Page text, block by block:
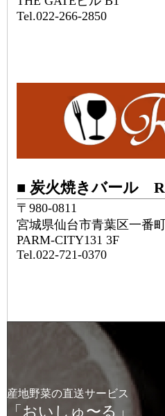
Tel.022-266-2850
■ 炭火焼きバール
〒980-0811
宮城県仙台市青葉区一番
PARM-CITY131 3F
Tel.022-721-0370
産地野菜の直送サービス
「おいしゅ〜る」